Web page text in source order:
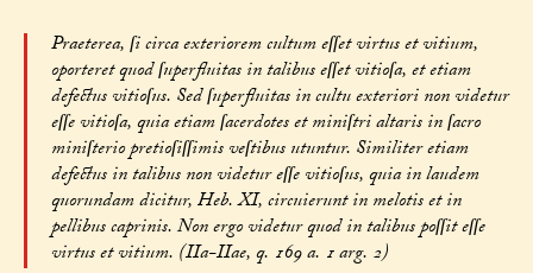
Praeterea, ſi circa exteriorem cultum eſſet virtus et vitium,
oporteret quod ſuperfluitas in talibus eſſet vitioſa, et etiam
defectus vitioſus. Sed ſuperfluitas in cultu exteriori non videtur
eſſe vitioſa, quia etiam ſacerdotes et miniſtri altaris in ſacro
miniſterio pretioſiſſimis veſtibus utuntur. Similiter etiam
defectus in talibus non videtur eſſe vitioſus, quia in laudem
quorundam dicitur, Heb. XI, circuierunt in melotis et in
pellibus caprinis. Non ergo videtur quod in talibus poſſit eſſe
virtus et vitium. (IIa-IIae, q. 169 a. 1 arg. 2)